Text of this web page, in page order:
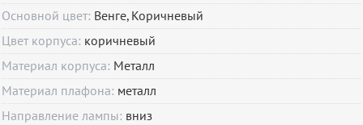
Основной цвет: Венге, Коричневый
Цвет корпуса: коричневый
Материал корпуса: Металл
Материал плафона: металл
Направление лампы: вниз